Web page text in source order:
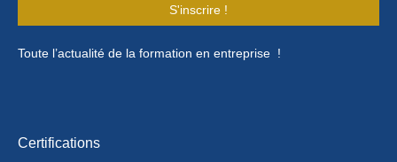
S'inscrire !
Toute l’actualité de la formation en entreprise !
Certifications